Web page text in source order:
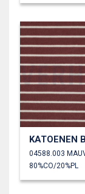
04588.003
80%CO/20%PL